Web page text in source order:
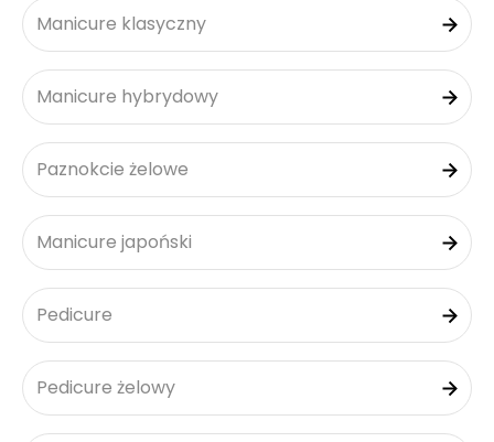
Manicure klasyczny
Manicure hybrydowy
Paznokcie żelowe
Manicure japoński
Pedicure
Pedicure żelowy